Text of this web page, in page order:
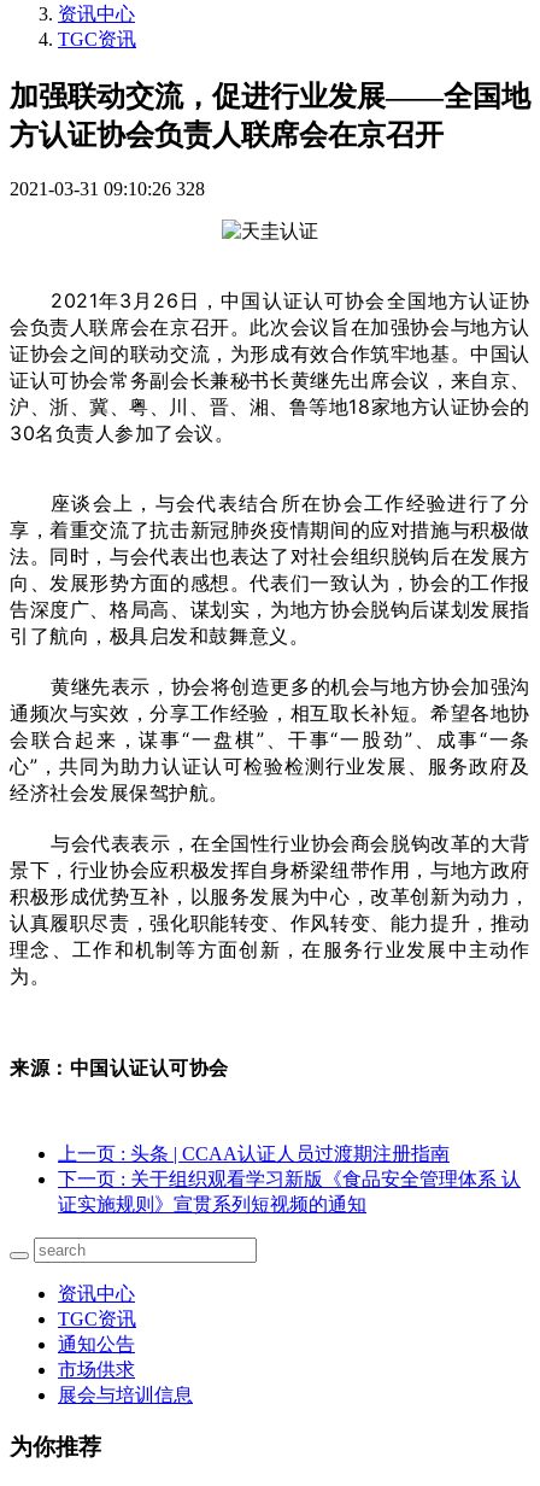
资讯中心
TGC资讯
加强联动交流，促进行业发展——全国地
方认证协会负责人联席会在京召开
2021-03-31 09:10:26 328
2021年3月26日，中国认证认可协会全国地方认证协
会负责人联席会在京召开。此次会议旨在加强协会与地方认
证协会之间的联动交流，为形成有效合作筑牢地基。中国认
证认可协会常务副会长兼秘书长黄继先出席会议，来自京、
沪、浙、冀、粤、川、晋、湘、鲁等地18家地方认证协会的
30名负责人参加了会议。
座谈会上，与会代表结合所在协会工作经验进行了分
享，着重交流了抗击新冠肺炎疫情期间的应对措施与积极做
法。同时，与会代表出也表达了对社会组织脱钩后在发展方
向、发展形势方面的感想。代表们一致认为，协会的工作报
告深度广、格局高、谋划实，为地方协会脱钩后谋划发展指
引了航向，极具启发和鼓舞意义。
黄继先表示，协会将创造更多的机会与地方协会加强沟
通频次与实效，分享工作经验，相互取长补短。希望各地协
会联合起来，谋事“一盘棋”、干事“一股劲”、成事“一条
心”，共同为助力认证认可检验检测行业发展、服务政府及
经济社会发展保驾护航。
与会代表表示，在全国性行业协会商会脱钩改革的大背
景下，行业协会应积极发挥自身桥梁纽带作用，与地方政府
积极形成优势互补，以服务发展为中心，改革创新为动力，
认真履职尽责，强化职能转变、作风转变、能力提升，推动
理念、工作和机制等方面创新，在服务行业发展中主动作
为。
来源：中国认证认可协会
上一页 : 头条 | CCAA认证人员过渡期注册指南
下一页 : 关于组织观看学习新版《食品安全管理体系 认
证实施规则》宣贯系列短视频的通知
资讯中心
TGC资讯
通知公告
市场供求
展会与培训信息
为你推荐